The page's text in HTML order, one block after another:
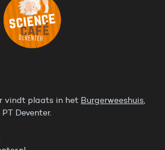
vindt plaats in het Burgerweeshuis
Deventer.